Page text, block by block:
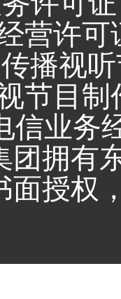
营许可
播视
节目
信业务
团拥有
面授权